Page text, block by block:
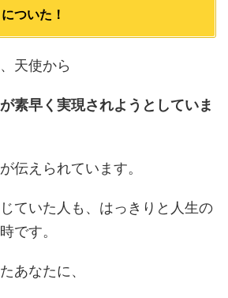
ついた！
天使から
素早く実現されようとしていま
伝えられています。
ていた人も、はっきりと人生の
です。
あなたに、